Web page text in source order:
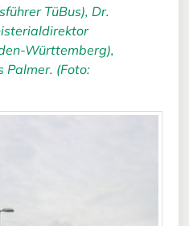
TüBus), Dr.
Württemberg),
Palmer. (Foto: